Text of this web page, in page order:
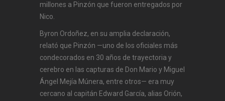
millones a Pinzón que fueron entregados por
Nico.
Byron Ordoñez, en su amplia declaración,
relató que Pinzón —uno de los oficiales más
condecorados en 30 años de trayectoria y
cerebro en las capturas de Don Mario y Miguel
Ángel Mejía Múnera, entre otros— era muy
cercano al capitán Edward García, alias Orión,